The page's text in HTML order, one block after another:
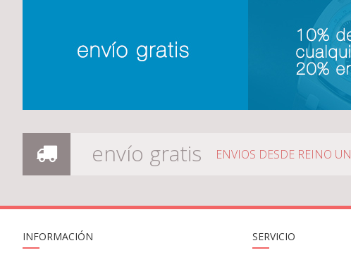
envío gratis ENVIOS DESDE REINO
INFORMACIÓN SERVICIO